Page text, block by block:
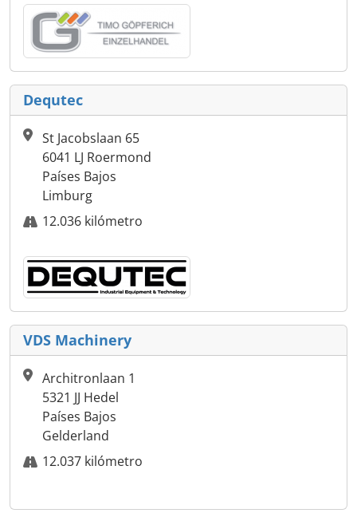
Dequtec
St Jacobslaan 65
6041 LJ Roermond
Países Bajos
Limburg
12.036 kilómetro
VDS Machinery
Architronlaan 1
5321 JJ Hedel
Países Bajos
Gelderland
12.037 kilómetro